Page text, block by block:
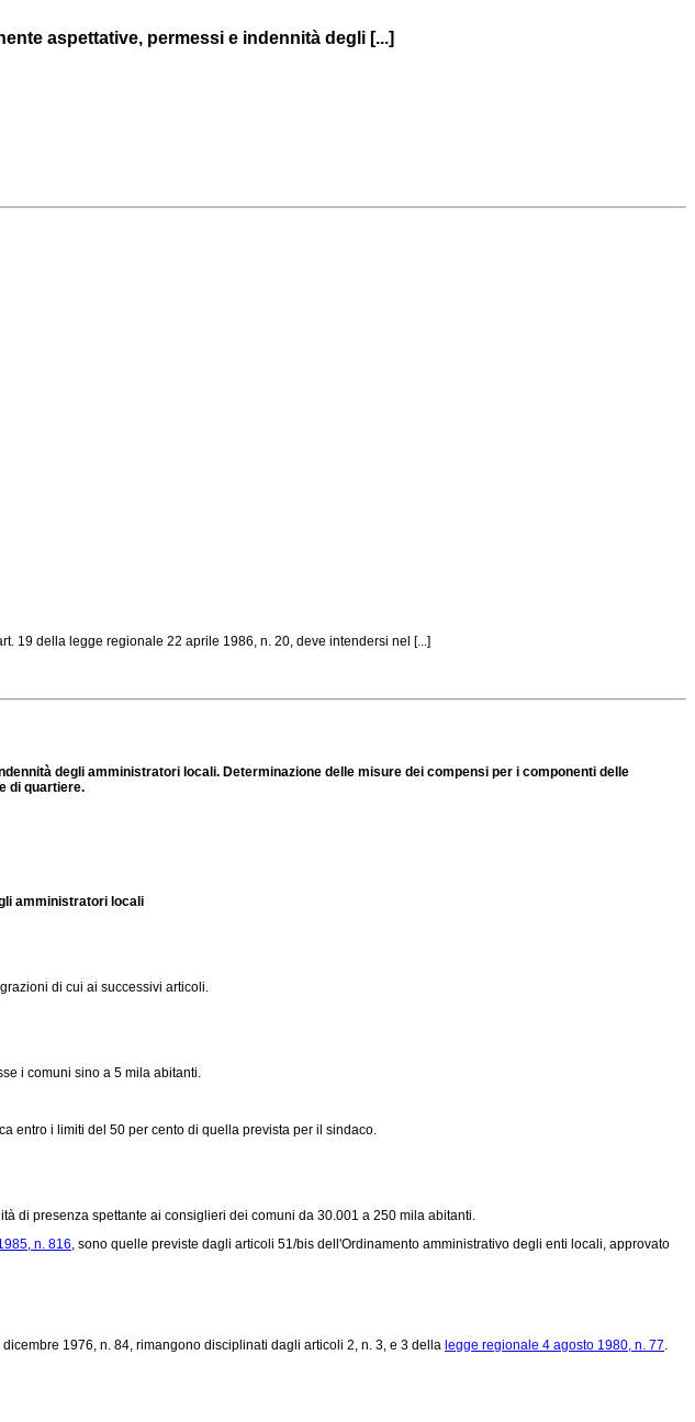
aspettative, permessi e indennità degli [...]
19 della legge regionale 22 aprile 1986, n. 20, deve intendersi nel [...]
degli amministratori locali. Determinazione delle misure dei compensi per i componenti delle
di quartiere.
amministratori locali
di cui ai successivi articoli.
i comuni sino a 5 mila abitanti.
entro i limiti del 50 per cento di quella prevista per il sindaco.
di presenza spettante ai consiglieri dei comuni da 30.001 a 250 mila abitanti.
n. 816, sono quelle previste dagli articoli 51/bis dell'Ordinamento amministrativo degli enti locali, approvato
1976, n. 84, rimangono disciplinati dagli articoli 2, n. 3, e 3 della legge regionale 4 agosto 1980, n. 77.